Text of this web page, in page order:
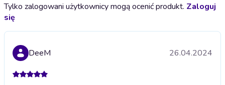
Tylko zalogowani użytkownicy mogą ocenić produkt. Zaloguj
się
DeeM 26.04.2024